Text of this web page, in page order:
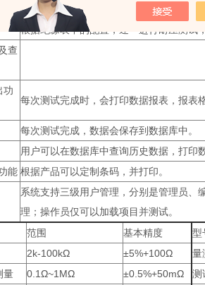
根据绝缘表中的配置，逐一进行绝缘测试
根据绝缘表中的配置，逐一进行耐压测试
查
功
每次测试完成时，会打印数据报表，报表
每次测试完成，数据会保存到数据库中。
用户可以在数据库中查询历史数据，打印
能 根据产品可以定制条码，并打印。
系统支持三级用户管理，分别是管理员、
理；操作员仅可以加载项目并测试。
范围
基本精度
2k-100kΩ
±5%+100Ω
量
0.1Ω~1MΩ
±0.5%+50mΩ
型
量
测